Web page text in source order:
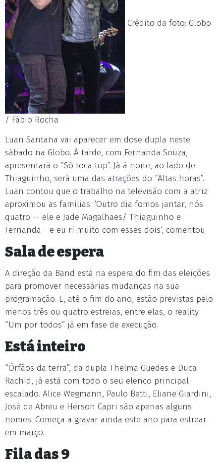
Crédito da foto: Globo
/ Fábio Rocha
Luan Santana vai aparecer em dose dupla neste
sábado na Globo. À tarde, com Fernanda Souza,
apresentará o “Só toca top”. Já à noite, ao lado de
Thiaguinho, será uma das atrações do “Altas horas”.
Luan contou que o trabalho na televisão com a atriz
aproximou as famílias. ‘Outro dia fomos jantar, nós
quatro -- ele e Jade Magalhaes/ Thiaguinho e
Fernanda - e eu ri muito com esses dois‘, comentou.
Sala de espera
A direção da Band está na espera do fim das eleições
para promover necessárias mudanças na sua
programação. E, até o fim do ano, estão previstas pelo
menos três ou quatro estreias, entre elas, o reality
“Um por todos” já em fase de execução.
Está inteiro
“Órfãos da terra”, da dupla Thelma Guedes e Duca
Rachid, já está com todo o seu elenco principal
escalado. Alice Wegmann, Paulo Betti, Eliane Giardini,
José de Abreu e Herson Capri são apenas alguns
nomes. Começa a gravar ainda este ano para estrear
em março.
Fila das 9